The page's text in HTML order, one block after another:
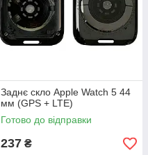
Заднє скло Apple Watch 5 44
мм (GPS + LTE)
Готово до відправки
237 ₴